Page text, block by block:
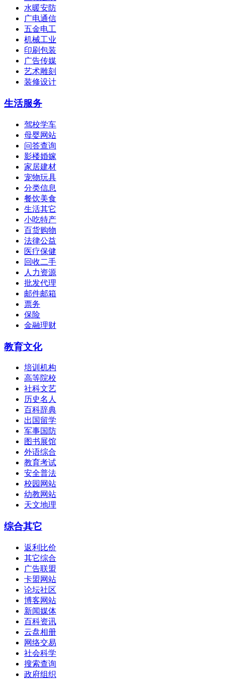
水暖安防
广电通信
五金电工
机械工业
印刷包装
广告传媒
艺术雕刻
装修设计
生活服务
驾校学车
母婴网站
问答查询
影楼婚嫁
家居建材
宠物玩具
分类信息
餐饮美食
生活其它
小吃特产
百货购物
法律公益
医疗保健
回收二手
人力资源
批发代理
邮件邮箱
票务
保险
金融理财
教育文化
培训机构
高等院校
社科文艺
历史名人
百科辞典
出国留学
军事国防
图书展馆
外语综合
教育考试
安全普法
校园网站
幼教网站
天文地理
综合其它
返利比价
其它综合
广告联盟
卡盟网站
论坛社区
博客网站
新闻媒体
百科资讯
云盘相册
网络交易
社会科学
搜索查询
政府组织